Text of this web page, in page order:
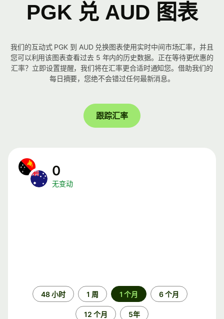
PGK 兑 AUD 图表
我们的互动式 PGK 到 AUD 兑换图表使用实时中间市场汇率，并且
您可以利用该图表查看过去 5 年内的历史数据。正在等待更优惠的
汇率？立即设置提醒，我们将在汇率更合适时通知您。借助我们的
每日摘要，您绝不会错过任何最新消息。
跟踪汇率
0
无变动
48 小时 1 周 1 个月 6 个月
12 个月 5年